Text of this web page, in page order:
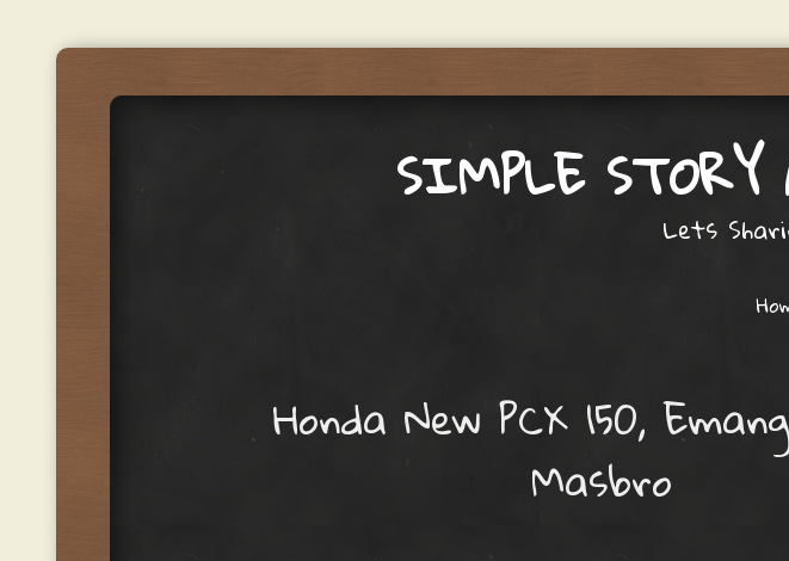
SIMPLE
Lets
Honda New PCX 150,
Masbro